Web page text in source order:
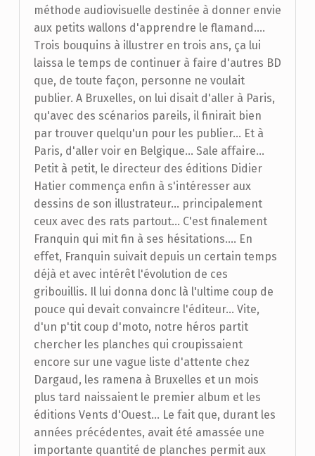
méthode audiovisuelle destinée à donner envie
aux petits wallons d'apprendre le flamand....
Trois bouquins à illustrer en trois ans, ça lui
laissa le temps de continuer à faire d'autres BD
que, de toute façon, personne ne voulait
publier. A Bruxelles, on lui disait d'aller à Paris,
qu'avec des scénarios pareils, il finirait bien
par trouver quelqu'un pour les publier... Et à
Paris, d'aller voir en Belgique... Sale affaire...
Petit à petit, le directeur des éditions Didier
Hatier commença enfin à s'intéresser aux
dessins de son illustrateur... principalement
ceux avec des rats partout... C'est finalement
Franquin qui mit fin à ses hésitations.... En
effet, Franquin suivait depuis un certain temps
déjà et avec intérêt l'évolution de ces
gribouillis. Il lui donna donc là l'ultime coup de
pouce qui devait convaincre l'éditeur... Vite,
d'un p'tit coup d'moto, notre héros partit
chercher les planches qui croupissaient
encore sur une vague liste d'attente chez
Dargaud, les ramena à Bruxelles et un mois
plus tard naissaient le premier album et les
éditions Vents d'Ouest... Le fait que, durant les
années précédentes, avait été amassée une
importante quantité de planches permit aux